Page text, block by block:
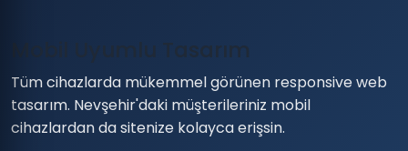
Mobil Uyumlu Tasarım
Tüm cihazlarda mükemmel görünen responsive web
tasarım. Nevşehir'daki müşterileriniz mobil
cihazlardan da sitenize kolayca erişsin.